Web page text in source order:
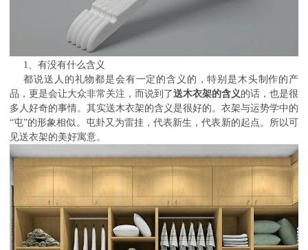
1、有没有什么含义
都说送人的礼物都是会有一定的含义的，特别是木头制作的产
品，更是会让大众非常关注，而说到了送木衣架的含义的话，也是很
多人好奇的事情。其实送木衣架的含义是很好的。衣架与运势学中的
“屯”的形象相似。屯卦又为雷挂，代表新生，代表新的起点。所以可
见送衣架的美好寓意。